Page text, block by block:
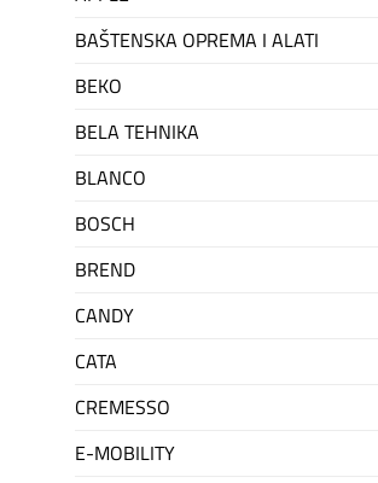
BAŠTENSKA OPREMA I ALATI
BEKO
BELA TEHNIKA
BLANCO
BOSCH
BREND
CANDY
CATA
CREMESSO
E-MOBILITY